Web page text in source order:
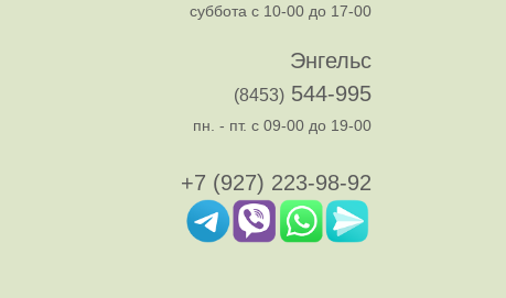
суббота с 10-00 до 17-00
Энгельс
(8453) 544-995
пн. - пт. с 09-00 до 19-00
+7 (927) 223-98-92